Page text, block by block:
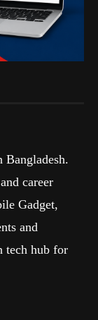
Bangladesh.
career
Gadget,
and
tech hub for